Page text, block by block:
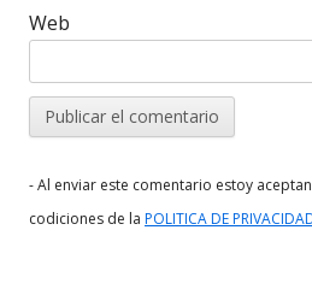
Web
- Al enviar este comentario estoy
codiciones de la POLITICA DE